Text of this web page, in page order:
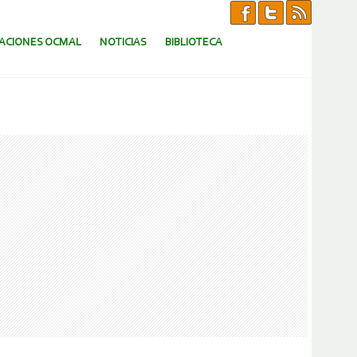
OCMAL NOTICIAS BIBLIOTECA